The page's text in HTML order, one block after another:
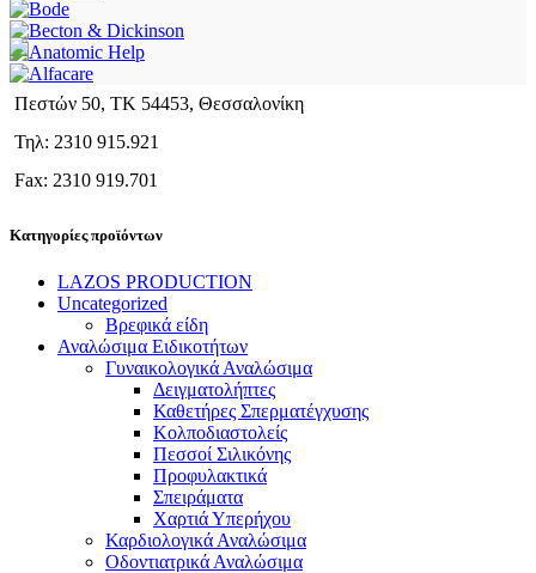
Πεστών 50, ΤΚ 54453, Θεσσαλονίκη
Τηλ: 2310 915.921
Fax: 2310 919.701
Κατηγορίες προϊόντων
LAZOS PRODUCTION
Uncategorized
Βρεφικά είδη
Αναλώσιμα Ειδικοτήτων
Γυναικολογικά Αναλώσιμα
Δειγματολήπτες
Καθετήρες Σπερματέγχυσης
Κολποδιαστολείς
Πεσσοί Σιλικόνης
Προφυλακτικά
Σπειράματα
Χαρτιά Υπερήχου
Καρδιολογικά Αναλώσιμα
Οδοντιατρικά Αναλώσιμα